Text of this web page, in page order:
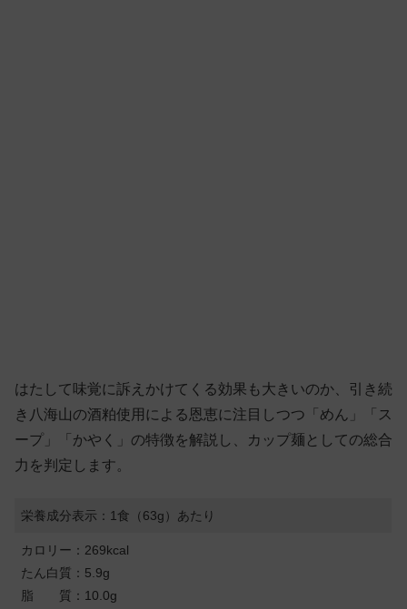
はたして味覚に訴えかけてくる効果も大きいのか、引き続
き八海山の酒粕使用による恩恵に注目しつつ「めん」「ス
ープ」「かやく」の特徴を解説し、カップ麺としての総合
力を判定します。
栄養成分表示：1食（63g）あたり
カロリー：269kcal
たん白質：5.9g
脂 質：10.0g